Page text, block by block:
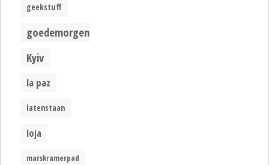
geekstuff
goedemorgen
Kyiv
la paz
latenstaan
loja
marskramerpad